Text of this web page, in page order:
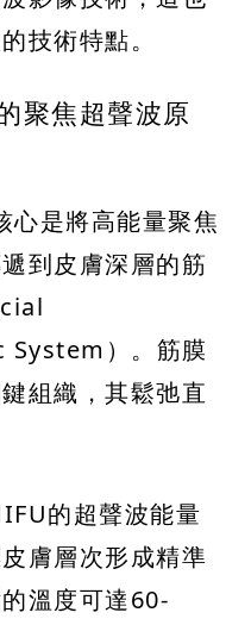
技術特點。
聚焦超聲波原
是將高能量聚焦
到皮膚深層的筋
）。筋膜
組織，其鬆弛直
的超聲波能量
膚層次形成精準
溫度可達60-